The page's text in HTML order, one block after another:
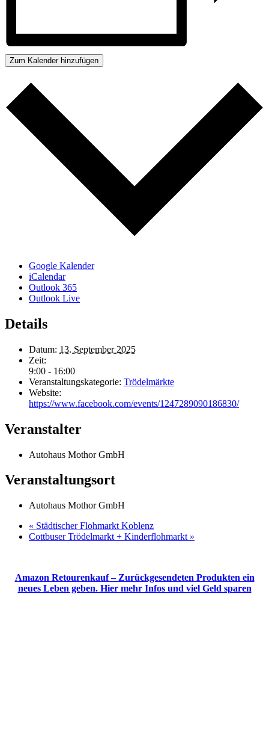
Zum Kalender hinzufügen
Google Kalender
iCalendar
Outlook 365
Outlook Live
Details
Datum: 13. September 2025
Zeit:
9:00 - 16:00
Veranstaltungskategorie: Trödelmärkte
Website:
https://www.facebook.com/events/1247289090186830/
Veranstalter
Autohaus Mothor GmbH
Veranstaltungsort
Autohaus Mothor GmbH
« Städtischer Flohmarkt Koblenz
Cottbuser Trödelmarkt + Kinderflohmarkt »
Amazon Retourenkauf – Zurückgesendeten Produkten ein
neues Leben geben. Hier mehr Infos und viel Geld sparen